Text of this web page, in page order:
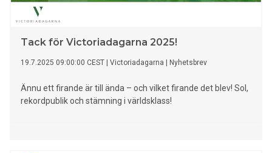
Tack för Victoriadagarna 2025!
19.7.2025 09:00:00 CEST Victoriadagarna Nyhetsbrev
Ännu ett firande är till ända – och vilket firande det blev! Sol,
rekordpublik och stämning i världsklass!